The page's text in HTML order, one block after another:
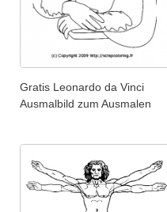
Gratis Leonardo da Vinci
Ausmalbild zum Ausmalen